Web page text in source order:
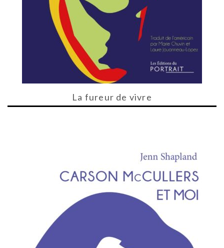
La fureur de vivre